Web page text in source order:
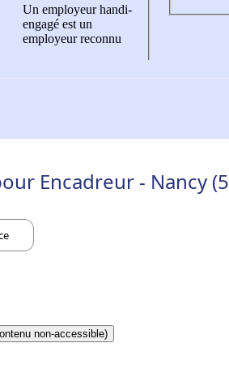
Un employeur handi-
engagé est un
employeur reconnu
Encadreur - Nancy
non-accessible)